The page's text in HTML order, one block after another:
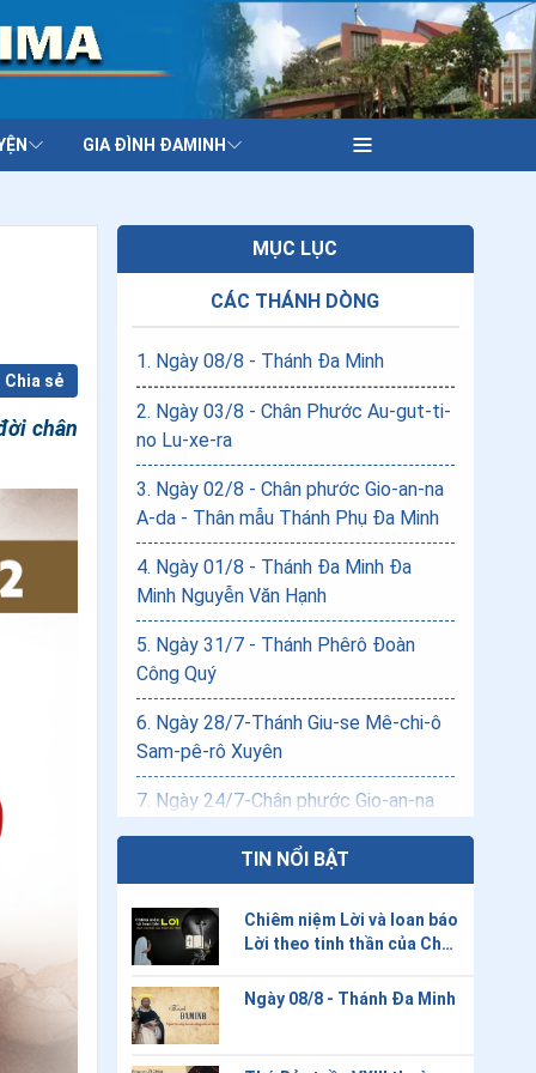
GIA ĐÌNH ĐAMINH
Chia sẻ
chân
MỤC LỤC
CÁC THÁNH DÒNG
1. Ngày 08/8 - Thánh Đa Minh
2. Ngày 03/8 - Chân Phước Au-gut-ti-
no Lu-xe-ra
3. Ngày 02/8 - Chân phước Gio-an-na
A-da - Thân mẫu Thánh Phụ Đa Minh
4. Ngày 01/8 - Thánh Đa Minh Đa
Minh Nguyễn Văn Hạnh
5. Ngày 31/7 - Thánh Phêrô Đoàn
Công Quý
6. Ngày 28/7-Thánh Giu-se Mê-chi-ô
Sam-pê-rô Xuyên
7. Ngày 24/7-Chân phước Gio-an-na
8.Ngày 24/7 - Thánh Giuse Fer-nan-
de Hiền
9.
Ngày 20/7-Thánh Giu-se Ma-ri-a Di-
az San-ju-ro An
10.Ngày 18/7-Chân phước Ba-tô-lô-
mê-ô Phê-nan-đê
TIN NỔI BẬT
Chiêm niệm Lời và loan báo
Lời theo tinh thần của Cha
Ngày 08/8 - Thánh Đa Minh